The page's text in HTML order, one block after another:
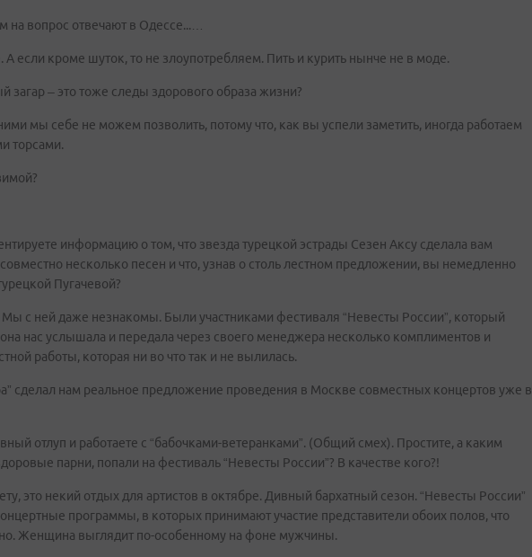
вопрос отвечают в Одессе...…
А если кроме шуток, то не злоупотребляем. Пить и курить нынче не в моде.
– это тоже следы здорового образа жизни?
мы себе не можем позволить, потому что, как вы успели заметить, иногда работаем
торсами.
информацию о том, что звезда турецкой эстрады Сезен Аксу сделала вам
несколько песен и что, узнав о столь лестном предложении, вы немедленно
Пугачевой?
с ней даже незнакомы. Были участниками фестиваля “Невесты России”, который
нас услышала и передала через своего менеджера несколько комплиментов и
работы, которая ни во что так и не вылилась.
сделал нам реальное предложение проведения в Москве совместных концертов уже в
отлуп и работаете с “бабочками-ветеранками”. (Общий смех). Простите, а каким
парни, попали на фестиваль “Невесты России”? В качестве кого?!
это некий отдых для артистов в октябре. Дивный бархатный сезон. “Невесты России”
программы, в которых принимают участие представители обоих полов, что
Женщина выглядит по-особенному на фоне мужчины.